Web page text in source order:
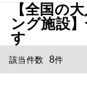
【全国の
ング施設
す
該当件数 8件